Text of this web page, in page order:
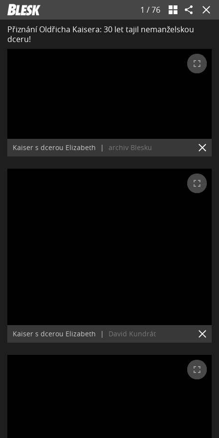
1 /76
Přiznání Oldřicha Kaisera: 30 let tajil nemanželskou
dceru!
Kaiser s dcerou Elizabeth | archiv Blesku
Kaiser s dcerou Elizabeth | David Kundrát